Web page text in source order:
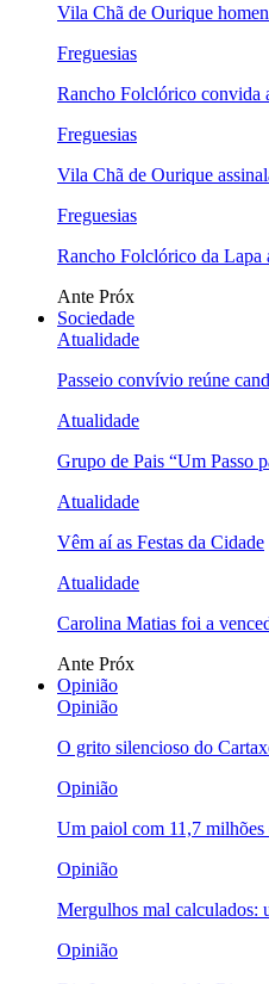
Vila Chã de Ourique
Freguesias
Rancho Folclórico convida
Freguesias
Vila Chã de Ourique
Freguesias
Rancho Folclórico da Lapa
Ante Próx
Sociedade
Atualidade
Passeio convívio reúne
Atualidade
Grupo de Pais “Um Passo
Atualidade
Vêm aí as Festas da Cidade
Atualidade
Carolina Matias foi a
Ante Próx
Opinião
Opinião
O grito silencioso do
Opinião
Um paiol com 11,7 milhões
Opinião
Mergulhos mal calculados:
Opinião